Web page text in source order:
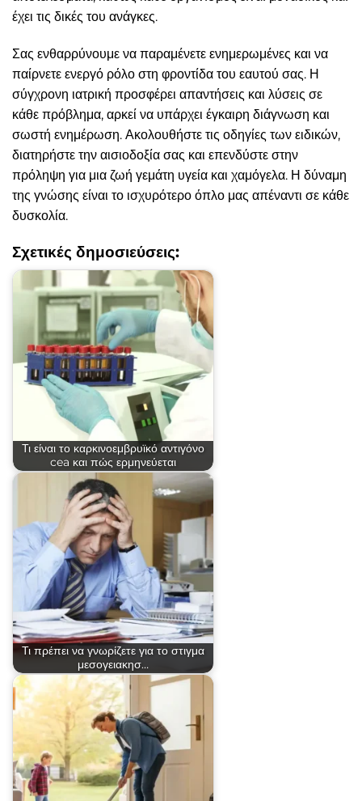
έχει τις δικές του ανάγκες.
Σας ενθαρρύνουμε να παραμένετε ενημερωμένες και να
παίρνετε ενεργό ρόλο στη φροντίδα του εαυτού σας. Η
σύγχρονη ιατρική προσφέρει απαντήσεις και λύσεις σε
κάθε πρόβλημα, αρκεί να υπάρχει έγκαιρη διάγνωση και
σωστή ενημέρωση. Ακολουθήστε τις οδηγίες των ειδικών,
διατηρήστε την αισιοδοξία σας και επενδύστε στην
πρόληψη για μια ζωή γεμάτη υγεία και χαμόγελα. Η δύναμη
της γνώσης είναι το ισχυρότερο όπλο μας απέναντι σε κάθε
δυσκολία.
Σχετικές δημοσιεύσεις:
Τι είναι το καρκινοεμβρυϊκό αντιγόνο
cea και πώς ερμηνεύεται
Τι πρέπει να γνωρίζετε για το στιγμα
μεσογειακησ…